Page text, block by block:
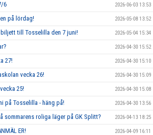
6 2026-06-03 13:53
på lördag! 2026-05-08 13:52
till Tosselilla den 7 juni! 2026-05-04 15:34
2026-04-30 15:52
27! 2026-04-30 15:10
vecka 26! 2026-04-30 15:09
25! 2026-04-30 15:08
på Tosselilla - häng på! 2026-04-30 13:56
sommarens roliga läger på GK Splitt? 2026-04-13 18:25
ER! 2026-04-09 16:11